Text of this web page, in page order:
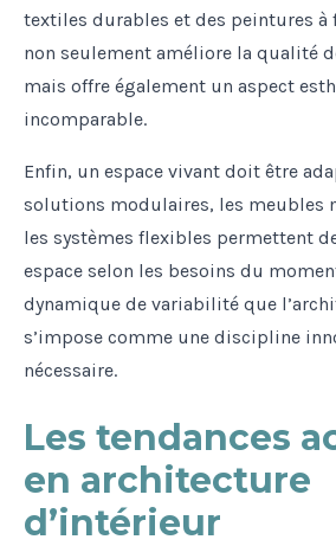
textiles durables et des peintures à
non seulement améliore la qualité
mais offre également un aspect
incomparable.
Enfin, un espace vivant doit être
solutions modulaires, les meubles
les systèmes flexibles permettent
espace selon les besoins du
dynamique de variabilité que
s’impose comme une discipline
nécessaire.
Les tendances
en architecture
d’intérieur